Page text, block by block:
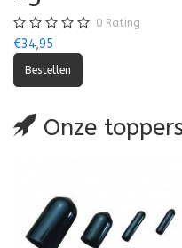
0 Rating
€34,95
Onze